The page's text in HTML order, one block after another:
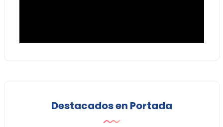
Destacados en Portada